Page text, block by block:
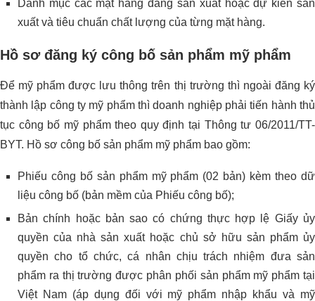
Danh mục các mặt hàng đang sản xuất hoặc dự kiến sản
xuất và tiêu chuẩn chất lượng của từng mặt hàng.
Hồ sơ đăng ký công bố sản phẩm mỹ phẩm
Để mỹ phẩm được lưu thông trên thị trường thì ngoài đăng ký
thành lập công ty mỹ phẩm thì doanh nghiệp phải tiến hành thủ
tục công bố mỹ phẩm theo quy định tại Thông tư 06/2011/TT-
BYT. Hồ sơ công bố sản phẩm mỹ phẩm bao gồm:
Phiếu công bố sản phẩm mỹ phẩm (02 bản) kèm theo dữ
liệu công bố (bản mềm của Phiếu công bố);
Bản chính hoặc bản sao có chứng thực hợp lệ Giấy ủy
quyền của nhà sản xuất hoặc chủ sở hữu sản phẩm ủy
quyền cho tổ chức, cá nhân chịu trách nhiệm đưa sản
phẩm ra thị trường được phân phối sản phẩm mỹ phẩm tại
Việt Nam (áp dụng đối với mỹ phẩm nhập khẩu và mỹ